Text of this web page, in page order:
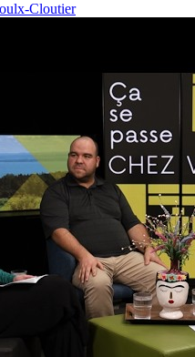
Cloutier